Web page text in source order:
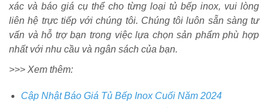
xác và báo giá cụ thể cho từng loại tủ bếp inox, vui lòng
liên hệ trực tiếp với chúng tôi. Chúng tôi luôn sẵn sàng tư
vấn và hỗ trợ bạn trong việc lựa chọn sản phẩm phù hợp
nhất với nhu cầu và ngân sách của bạn.
>>> Xem thêm:
Cập Nhật Báo Giá Tủ Bếp Inox Cuối Năm 2024